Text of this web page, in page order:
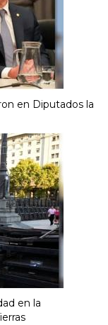
en Diputados la
en la